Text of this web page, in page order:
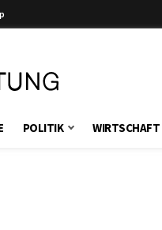
POLITIK WIRTSCHAFT